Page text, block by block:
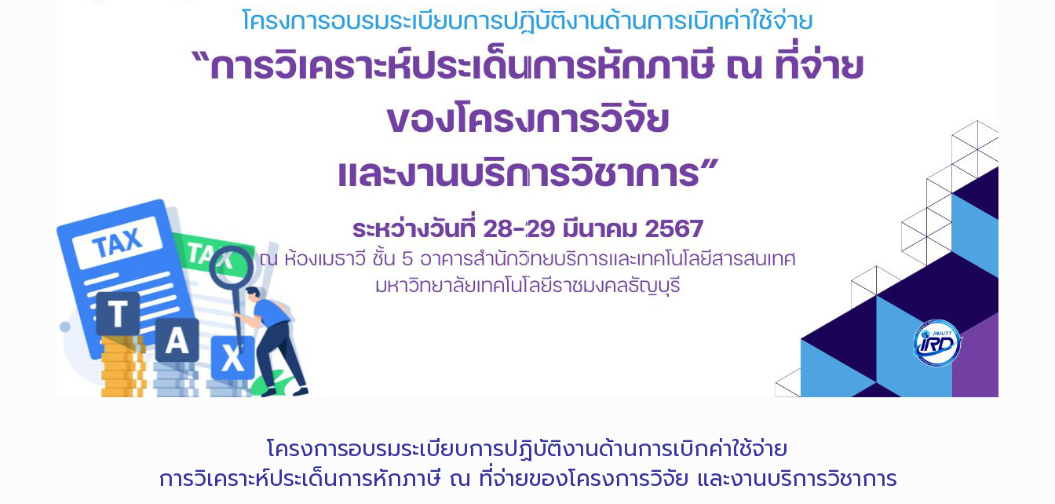
โครงการอบรมระเบียบการปฏิบัติงานด้านการเบิกค่าใช้จ่าย
การวิเคราะห์ประเด็นการหักภาษี ณ ที่จ่ายของโครงการวิจัย และงานบริการวิชาการ